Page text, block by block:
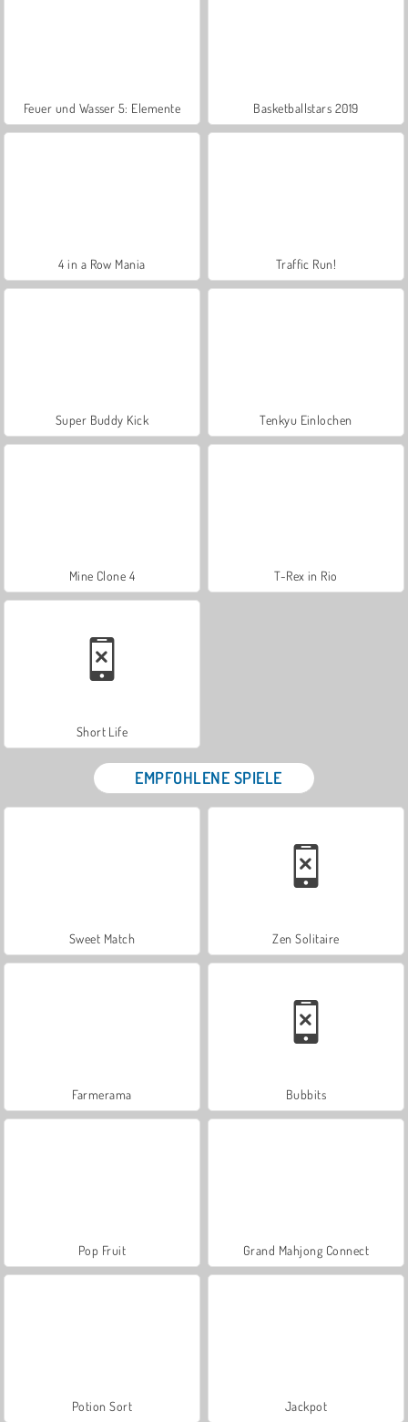
Feuer und Wasser 5: Elemente Basketballstars 2019
4 in a Row Mania Traffic Run!
Super Buddy Kick Tenkyu Einlochen
Mine Clone 4 T-Rex in Rio
Short Life
EMPFOHLENE SPIELE
Sweet Match Zen Solitaire
Farmerama Bubbits
Pop Fruit Grand Mahjong Connect
Potion Sort Jackpot